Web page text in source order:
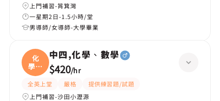
上門補習-筲箕灣
一星期2日-1.5小時/堂
男導師/女導師-大學畢業
化
學、
數學
中四,化學、數學
$420/hr
全英上堂 嚴格
提供練習題/試題
上門補習-沙田小瀝源